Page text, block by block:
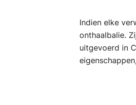
Indien elke
onthaalbalie.
uitgevoerd in